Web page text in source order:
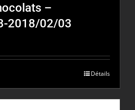
–
2018/02/03
Détails